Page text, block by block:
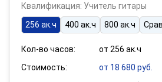
Квалификация: Учитель гитары
256 ак.ч
400 ак.ч 800 ак.ч
Кол-во часов:
от 256 ак.ч
Стоимость:
от 18 680 руб.